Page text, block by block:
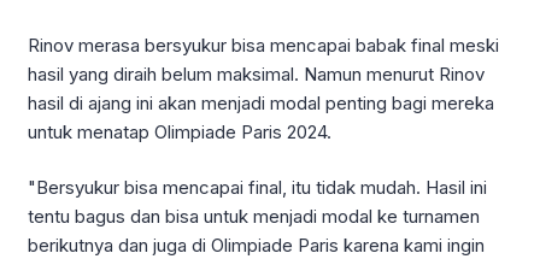
Rinov merasa bersyukur bisa mencapai babak final meski
hasil yang diraih belum maksimal. Namun menurut Rinov
hasil di ajang ini akan menjadi modal penting bagi mereka
untuk menatap Olimpiade Paris 2024.
"Bersyukur bisa mencapai final, itu tidak mudah. Hasil ini
tentu bagus dan bisa untuk menjadi modal ke turnamen
berikutnya dan juga di Olimpiade Paris karena kami ingin